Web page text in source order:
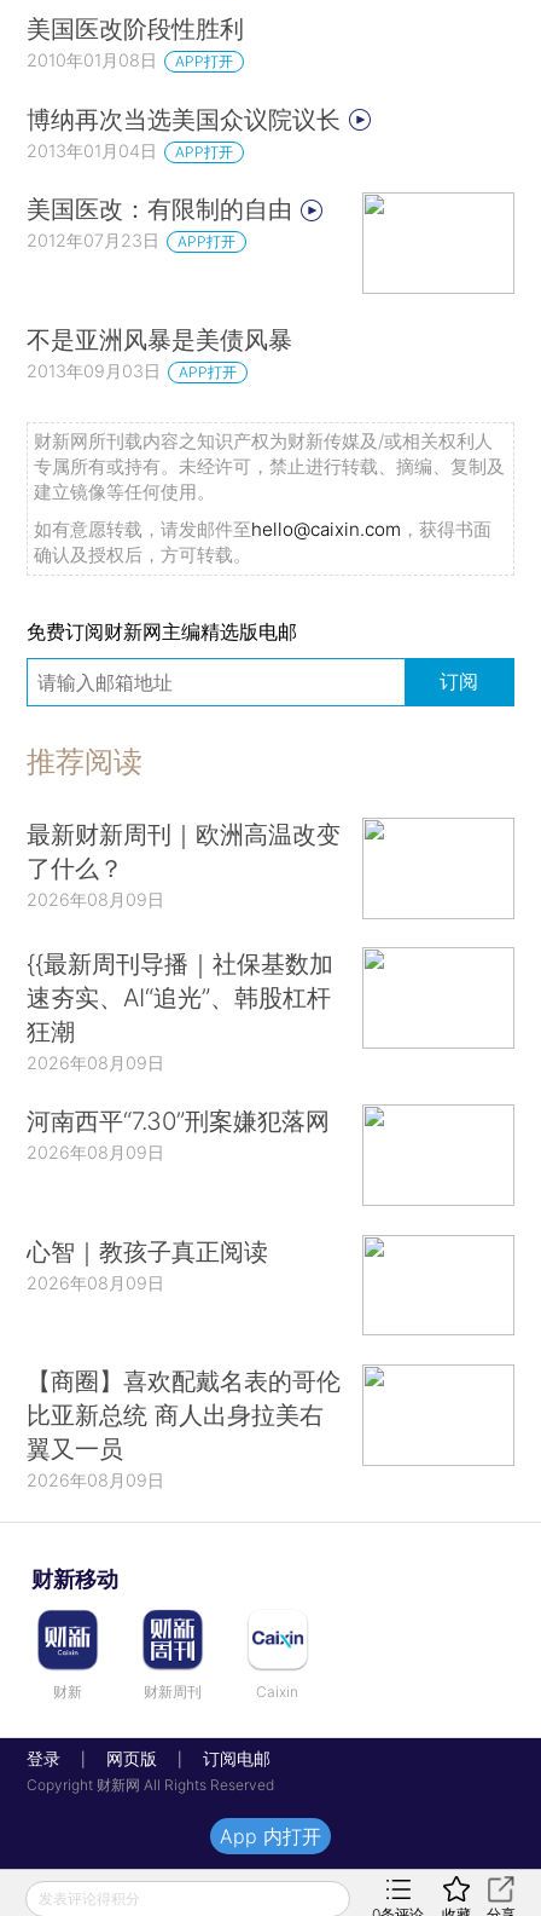
美国医改阶段性胜利
2010年01月08日 APP打开
博纳再次当选美国众议院议长
2013年01月04日 APP打开
美国医改：有限制的自由
2012年07月23日 APP打开
不是亚洲风暴是美债风暴
2013年09月03日 APP打开
财新网所刊载内容之知识产权为财新传媒及/或相关权利人
专属所有或持有。未经许可，禁止进行转载、摘编、复制及
建立镜像等任何使用。
如有意愿转载，请发邮件至hello@caixin.com ，获得书面
确认及授权后，方可转载。
免费订阅财新网主编精选版电邮
订阅
推荐阅读
最新财新周刊｜欧洲高温改变
了什么？
2026年08月09日
{{最新周刊导播｜社保基数加
速夯实、AI“追光”、韩股杠杆
狂潮
2026年08月09日
河南西平“7.30”刑案嫌犯落网
2026年08月09日
心智｜教孩子真正阅读
2026年08月09日
【商圈】喜欢配戴名表的哥伦
比亚新总统 商人出身拉美右
翼又一员
2026年08月09日
财新移动
财新 财新周刊 Caixin
登录 网页版 订阅电邮
Copyright 财新网 All Rights Reserved
发表评论得积分
App 内打开